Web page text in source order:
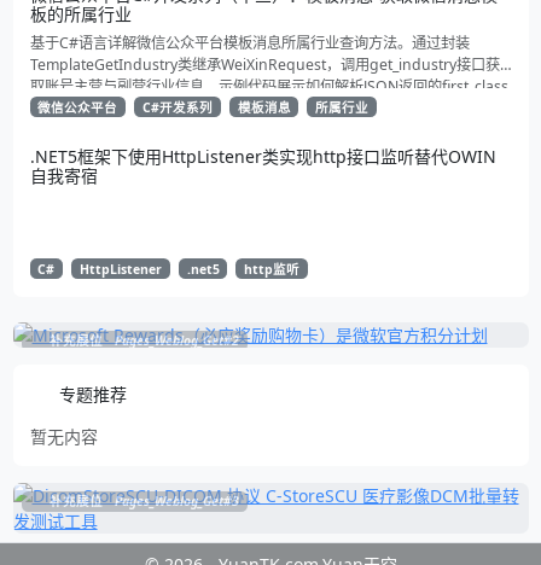
板的所属行业
基于C#语言详解微信公众平台模板消息所属行业查询方法。通过封装
TemplateGetIndustry类继承WeiXinRequest，调用get_industry接口获
取账号主营与副营行业信息。示例代码展示如何解析JSON返回的first_class
与second_class数据，为开发者提供合规通知场景开发支持
微信公众平台 C#开发系列 模板消息 所属行业
.NET5框架下使用HttpListener类实现http接口监听替代OWIN
自我寄宿
C# HttpListener .net5 http监听
补充展位 Pages_Weblog_Get#2
专题推荐
暂无内容
补充展位 Pages_Weblog_Get#3